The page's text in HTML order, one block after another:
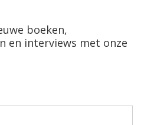
boeken,
en interviews met onze